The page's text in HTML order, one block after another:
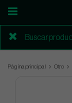
Página principal Otro